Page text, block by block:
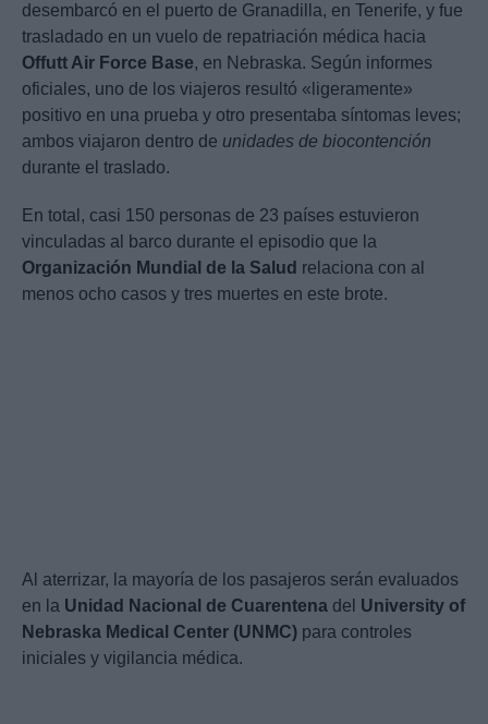
desembarcó en el puerto de Granadilla, en Tenerife, y fue
trasladado en un vuelo de repatriación médica hacia
Offutt Air Force Base, en Nebraska. Según informes
oficiales, uno de los viajeros resultó «ligeramente»
positivo en una prueba y otro presentaba síntomas leves;
ambos viajaron dentro de unidades de biocontención
durante el traslado.
En total, casi 150 personas de 23 países estuvieron
vinculadas al barco durante el episodio que la
Organización Mundial de la Salud relaciona con al
menos ocho casos y tres muertes en este brote.
Al aterrizar, la mayoría de los pasajeros serán evaluados
en la Unidad Nacional de Cuarentena del University of
Nebraska Medical Center (UNMC) para controles
iniciales y vigilancia médica.